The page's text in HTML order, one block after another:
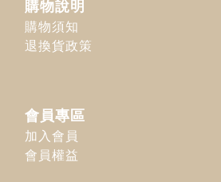
購物說明
購物須知
退換貨政策
會員專區
加入會員
會員權益